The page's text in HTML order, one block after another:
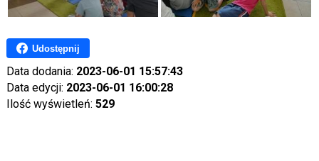
Udostępnij
Data dodania: 2023-06-01 15:57:43
Data edycji: 2023-06-01 16:00:28
Ilość wyświetleń: 529